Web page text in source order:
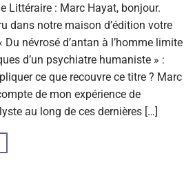
Littéraire : Marc Hayat, bonjour.
dans notre maison d’édition votre
névrosé d’antan à l’homme limite
d’un psychiatre humaniste » :
ce que recouvre ce titre ? Marc
de mon expérience de
au long de ces dernières […]